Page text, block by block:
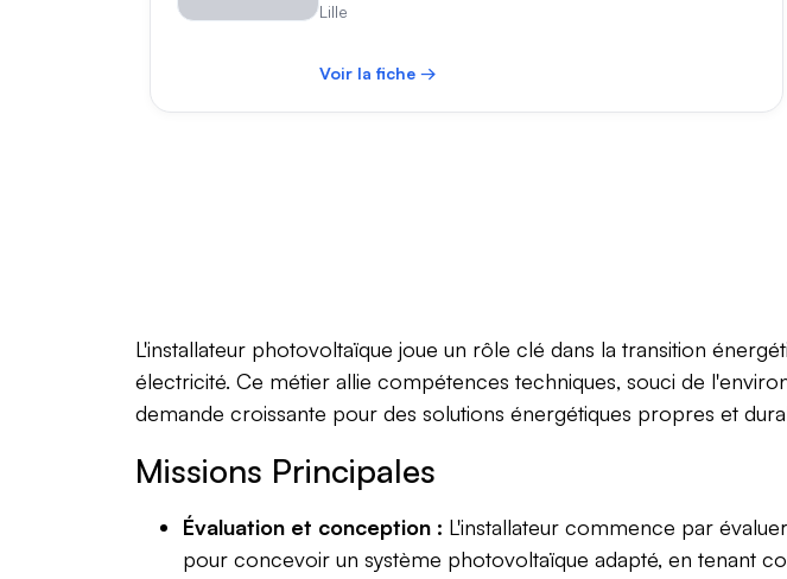
Lille
Voir la fiche →
L'installateur photovoltaïque joue un rôle clé dans la transition
électricité. Ce métier allie compétences techniques, souci de
demande croissante pour des solutions énergétiques propres et
Missions Principales
Évaluation et conception : L'installateur commence par
pour concevoir un système photovoltaïque adapté, en tenant